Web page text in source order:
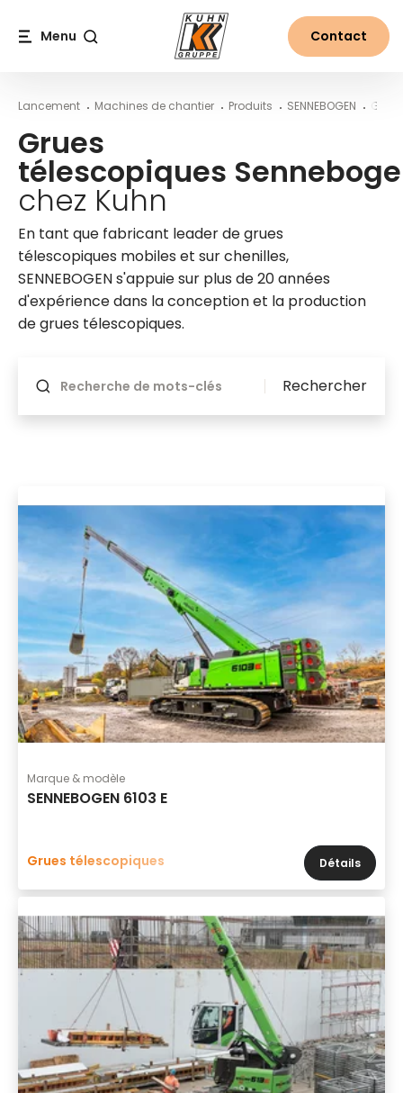
Menu Contact
Lancement Machines de chantier Produits SENNEBOGEN
Grues
télescopiques
chez Kuhn
En tant que fabricant leader de grues
télescopiques mobiles et sur chenilles,
SENNEBOGEN s'appuie sur plus de 20 années
d'expérience dans la conception et la production
de grues télescopiques.
Rechercher
Marque & modèle
SENNEBOGEN 6103 E
Grues télescopiques Détails